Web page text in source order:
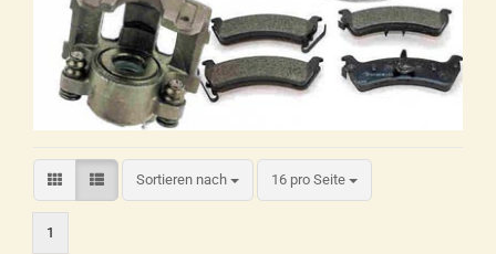
Sortieren nach 16 pro Seite
1